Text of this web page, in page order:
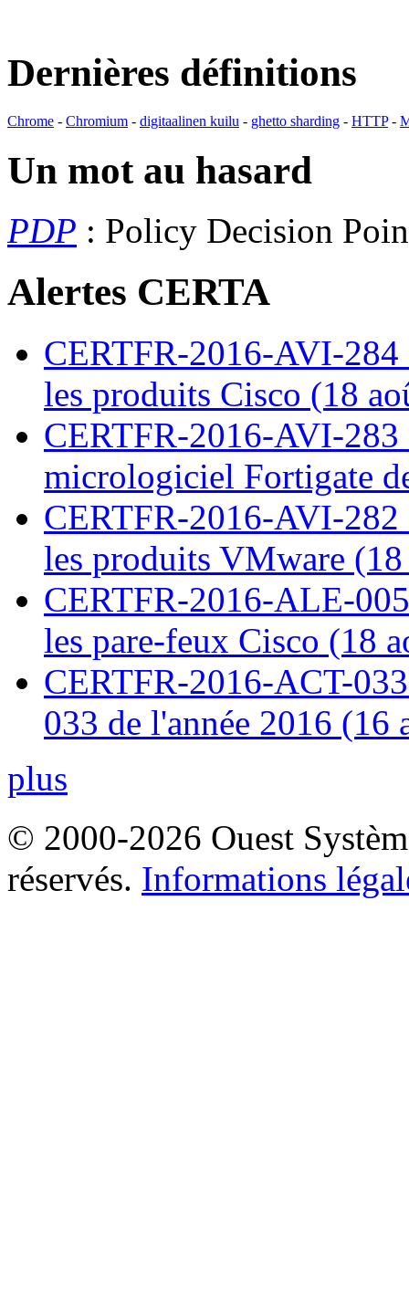
Dernières définitions
Chrome - Chromium - digitaalinen kuilu - ghetto sharding - HTTP-
Un mot au hasard
PDP : Policy Decision
Alertes CERTA
CERTFR-2016-AVI-
les produits Cisco (18
CERTFR-2016-AVI-
micrologiciel Fortigate
CERTFR-2016-AVI-
les produits VMware
CERTFR-2016-ALE-
les pare-feux Cisco (18
CERTFR-2016-ACT-
033 de l'année 2016 (16
plus
© 2000-2026 Ouest
réservés. Informations